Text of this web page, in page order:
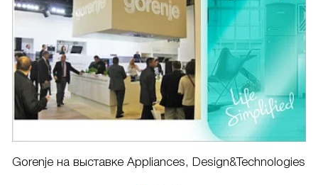
Gorenje на выставке Appliances, Design&Technologies